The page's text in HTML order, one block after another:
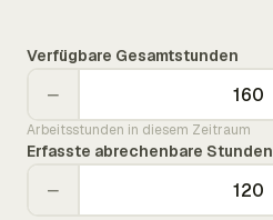
Verfügbare Gesamtstunden
−
Arbeitsstunden in diesem Zeitraum
Erfasste abrechenbare Stunden
−